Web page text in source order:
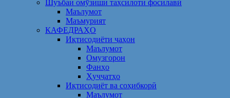
Шуъбаи омӯзиши таҳсилоти фосилавӣ
Маълумот
Маъмурият
КАФЕДРАҲО
Иқтисодиёти ҷаҳон
Маълумот
Омузгорон
Фанҳо
Ҳуҷҷатҳо
Иқтисодиёт ва соҳибкорӣ
Маълумот